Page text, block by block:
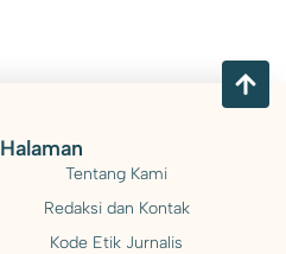
Halaman
Tentang Kami
Redaksi dan Kontak
Kode Etik Jurnalis